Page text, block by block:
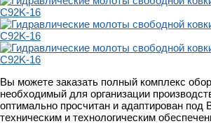
Вы можете заказать полный комплекс
необходимый для организации
оптимально просчитан и адаптирован под
техническим и технологическим